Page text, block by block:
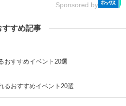
Sponsored by
すすめ記事
おすすめイベント20選
るおすすめイベント20選